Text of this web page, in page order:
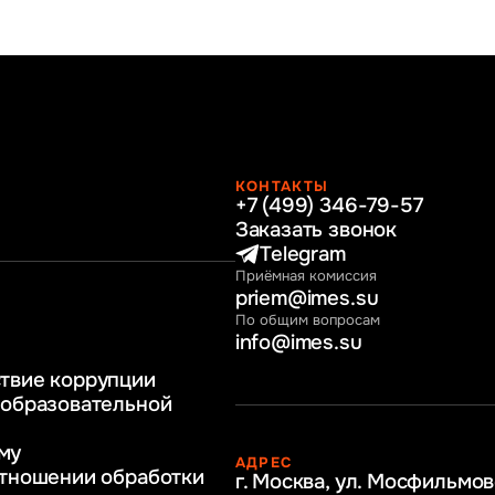
коррупции
обработки
КОНТАКТЫ
+7 (499) 346-79-57
Заказать звонок
Telegram
Приёмная комиссия
priem@imes.su
По общим вопросам
info@imes.su
АДРЕС
г. Москва, ул.